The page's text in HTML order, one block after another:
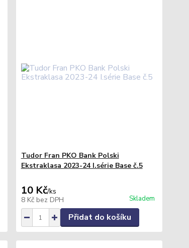
Tudor Fran PKO Bank Polski
Ekstraklasa 2023-24 I.série Base č.5
10 Kč/ks
8 Kč bez DPH Skladem
Přidat do košíku